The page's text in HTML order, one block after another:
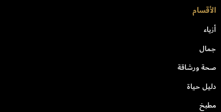
الأقسام
أزياء
جمال
صحة ورشاقة
دليل حياة
مطبخ